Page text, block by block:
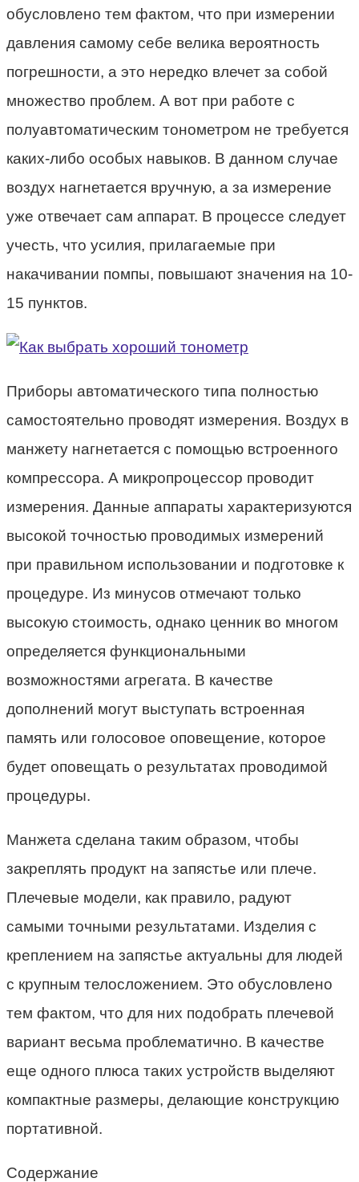
обусловлено тем фактом, что при измерении
давления самому себе велика вероятность
погрешности, а это нередко влечет за собой
множество проблем. А вот при работе с
полуавтоматическим тонометром не требуется
каких-либо особых навыков. В данном случае
воздух нагнетается вручную, а за измерение
уже отвечает сам аппарат. В процессе следует
учесть, что усилия, прилагаемые при
накачивании помпы, повышают значения на 10-
15 пунктов.
Приборы автоматического типа полностью
самостоятельно проводят измерения. Воздух в
манжету нагнетается с помощью встроенного
компрессора. А микропроцессор проводит
измерения. Данные аппараты характеризуются
высокой точностью проводимых измерений
при правильном использовании и подготовке к
процедуре. Из минусов отмечают только
высокую стоимость, однако ценник во многом
определяется функциональными
возможностями агрегата. В качестве
дополнений могут выступать встроенная
память или голосовое оповещение, которое
будет оповещать о результатах проводимой
процедуры.
Манжета сделана таким образом, чтобы
закреплять продукт на запястье или плече.
Плечевые модели, как правило, радуют
самыми точными результатами. Изделия с
креплением на запястье актуальны для людей
с крупным телосложением. Это обусловлено
тем фактом, что для них подобрать плечевой
вариант весьма проблематично. В качестве
еще одного плюса таких устройств выделяют
компактные размеры, делающие конструкцию
портативной.
Содержание